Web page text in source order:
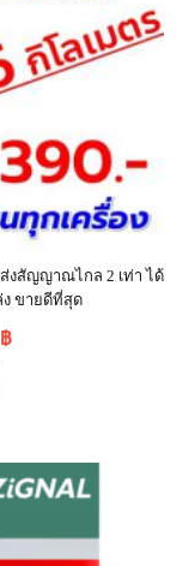
งสัญญาณไกล 2 เท่า ได้
ง ขายดีที่สุด
฿